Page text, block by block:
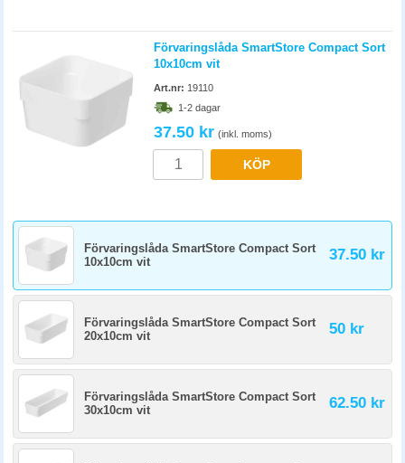
Förvaringslåda SmartStore Compact Sort
10x10cm vit
Art.nr: 19110
1-2 dagar
37.50 kr (inkl. moms)
KÖP
Förvaringslåda SmartStore Compact Sort
10x10cm vit
37.50 kr
Förvaringslåda SmartStore Compact Sort
20x10cm vit
50 kr
Förvaringslåda SmartStore Compact Sort
30x10cm vit
62.50 kr